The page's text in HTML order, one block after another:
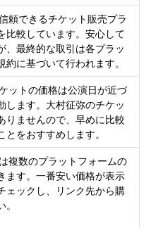
頼できるチケット販売プラ
比較しています。安心して
、最終的な取引は各プラッ
約に基づいて行われます。
ットの価格は公演日が近づ
します。大村征弥のチケッ
りませんので、早めに比較
とをおすすめします。
複数のプラットフォームの
ます。一番安い価格が表示
ェックし、リンク先から購